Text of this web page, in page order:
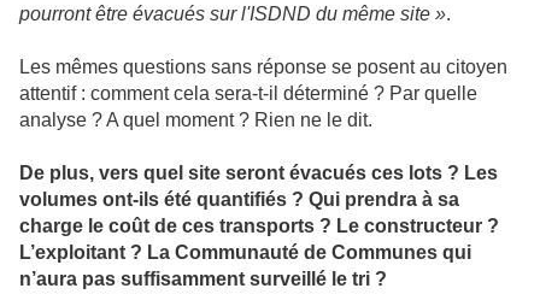
pourront être évacués sur l'ISDND du même site ».
Les mêmes questions sans réponse se posent au citoyen
attentif : comment cela sera-t-il déterminé ? Par quelle
analyse ? A quel moment ? Rien ne le dit.
De plus, vers quel site seront évacués ces lots ? Les
volumes ont-ils été quantifiés ? Qui prendra à sa
charge le coût de ces transports ? Le constructeur ?
L’exploitant ? La Communauté de Communes qui
n’aura pas suffisamment surveillé le tri ?